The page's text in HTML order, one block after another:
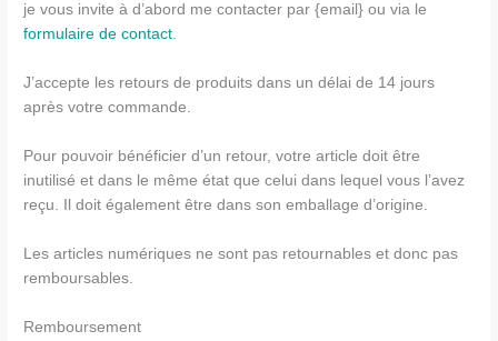
je vous invite à d’abord me contacter par {email} ou via le
formulaire de contact.
J’accepte les retours de produits dans un délai de 14 jours
après votre commande.
Pour pouvoir bénéficier d’un retour, votre article doit être
inutilisé et dans le même état que celui dans lequel vous l’avez
reçu. Il doit également être dans son emballage d’origine.
Les articles numériques ne sont pas retournables et donc pas
remboursables.
Remboursement